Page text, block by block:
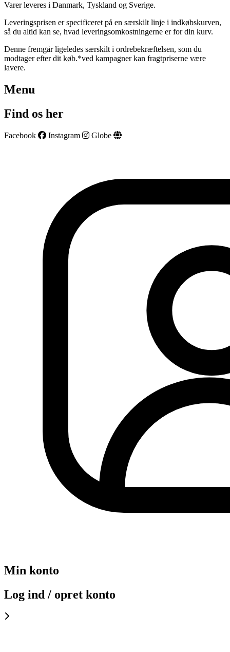
Varer leveres i Danmark, Tyskland og Sverige.
Leveringsprisen er specificeret på en særskilt linje i indkøbskurven,
så du altid kan se, hvad leveringsomkostningerne er for din kurv.
Denne fremgår ligeledes særskilt i ordrebekræftelsen, som du
modtager efter dit køb.*ved kampagner kan fragtpriserne være
lavere.
Menu
Find os her
Facebook Instagram Globe
Min konto
Log ind / opret konto